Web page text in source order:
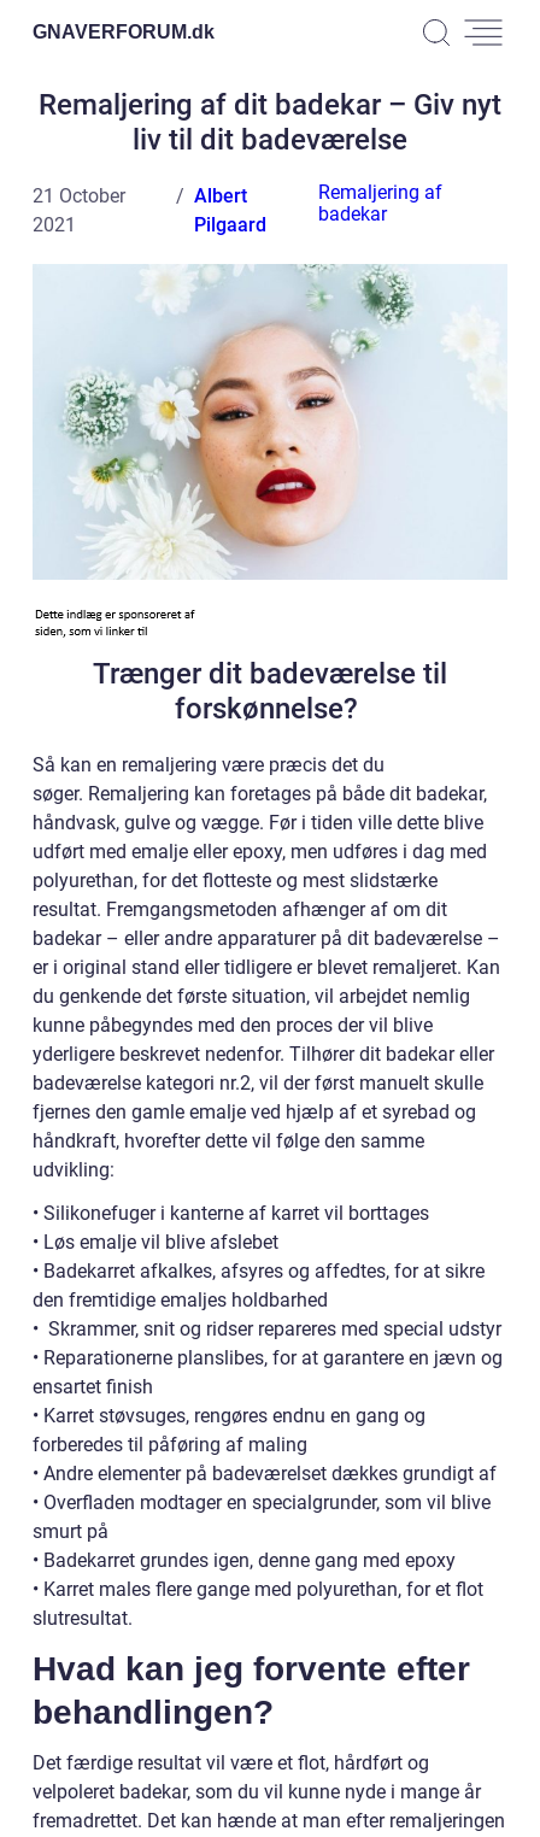
GNAVERFORUM.dk
Remaljering af dit badekar – Giv nyt
liv til dit badeværelse
21 October
2021
Albert
Pilgaard
Remaljering af
badekar
Trænger dit badeværelse til
forskønnelse?
Så kan en remaljering være præcis det du
søger. Remaljering kan foretages på både dit badekar,
håndvask, gulve og vægge. Før i tiden ville dette blive
udført med emalje eller epoxy, men udføres i dag med
polyurethan, for det flotteste og mest slidstærke
resultat. Fremgangsmetoden afhænger af om dit
badekar – eller andre apparaturer på dit badeværelse –
er i original stand eller tidligere er blevet remaljeret. Kan
du genkende det første situation, vil arbejdet nemlig
kunne påbegyndes med den proces der vil blive
yderligere beskrevet nedenfor. Tilhører dit badekar eller
badeværelse kategori nr.2, vil der først manuelt skulle
fjernes den gamle emalje ved hjælp af et syrebad og
håndkraft, hvorefter dette vil følge den samme
udvikling:
• Silikonefuger i kanterne af karret vil borttages
• Løs emalje vil blive afslebet
• Badekarret afkalkes, afsyres og affedtes, for at sikre
den fremtidige emaljes holdbarhed
• Skrammer, snit og ridser repareres med special udstyr
• Reparationerne planslibes, for at garantere en jævn og
ensartet finish
• Karret støvsuges, rengøres endnu en gang og
forberedes til påføring af maling
• Andre elementer på badeværelset dækkes grundigt af
• Overfladen modtager en specialgrunder, som vil blive
smurt på
• Badekarret grundes igen, denne gang med epoxy
• Karret males flere gange med polyurethan, for et flot
slutresultat.
Hvad kan jeg forvente efter
behandlingen?
Det færdige resultat vil være et flot, hårdført og
velpoleret badekar, som du vil kunne nyde i mange år
fremadrettet. Det kan hænde at man efter remaljeringen